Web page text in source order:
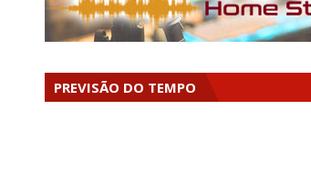
PREVISÃO DO TEMPO